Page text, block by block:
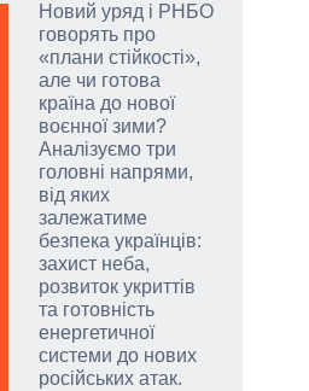
Новий уряд і РНБО
говорять про
«плани стійкості»,
але чи готова
країна до нової
воєнної зими?
Аналізуємо три
головні напрями,
від яких
залежатиме
безпека українців:
захист неба,
розвиток укриттів
та готовність
енергетичної
системи до нових
російських атак.